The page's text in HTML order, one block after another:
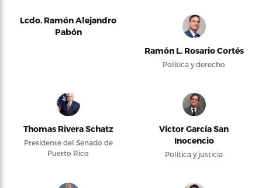
Lcdo. Ramón Alejandro
Pabón
Ramón L. Rosario Cortés
Política y derecho
Thomas Rivera Schatz
Presidente del Senado de
Puerto Rico
Víctor García San
Inocencio
Política y justicia